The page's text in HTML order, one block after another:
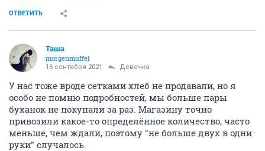
ОТВЕТИТЬ
Таша
morgenmuffel
16 сентября 2021 Девочка
У нас тоже вроде сетками хлеб не продавали, но я
особо не помню подробностей, мы больше пары
буханок не покупали за раз. Магазину точно
привозили какое-то определённое количество, часто
меньше, чем ждали, поэтому "не больше двух в одни
руки" случалось.